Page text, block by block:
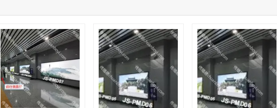
05:24:34 186****8762 联系了该媒体所在商家
10:41:47 139****8472 联系了该媒体所在商家
02:28:16 183****1249 联系了该媒体所在商家
05:13:40 159****9700
联系了该媒体所在商家
08:52:47
155****6115
联系了该媒体所在商家
03:27:46 181****7631
联系了该媒体所在商家
03:18:49
173****0620 联系了该媒体所在商家
03:20:56 156****3374 联系了该媒体所在商家